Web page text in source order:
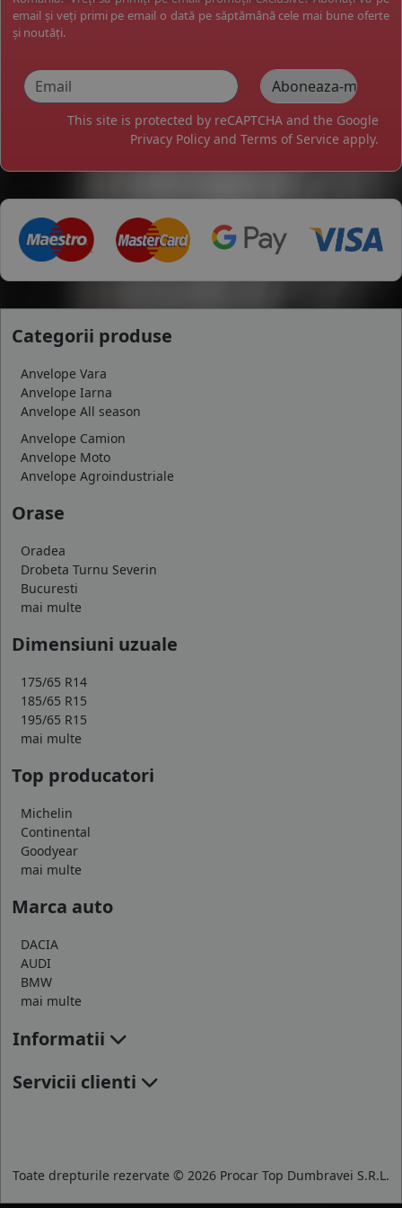
email și veți primi pe email o dată pe săptămână cele mai bune oferte
și noutăți.
This site is protected by reCAPTCHA and the Google
Privacy Policy and Terms of Service apply.
Categorii produse
Anvelope Vara
Anvelope Iarna
Anvelope All season
Anvelope Camion
Anvelope Moto
Anvelope Agroindustriale
Orase
Oradea
Drobeta Turnu Severin
Bucuresti
mai multe
Dimensiuni uzuale
175/65 R14
185/65 R15
195/65 R15
mai multe
Top producatori
Michelin
Continental
Goodyear
mai multe
Marca auto
DACIA
AUDI
BMW
mai multe
Informatii
Servicii clienti
Toate drepturile rezervate © 2026 Procar Top Dumbravei S.R.L.